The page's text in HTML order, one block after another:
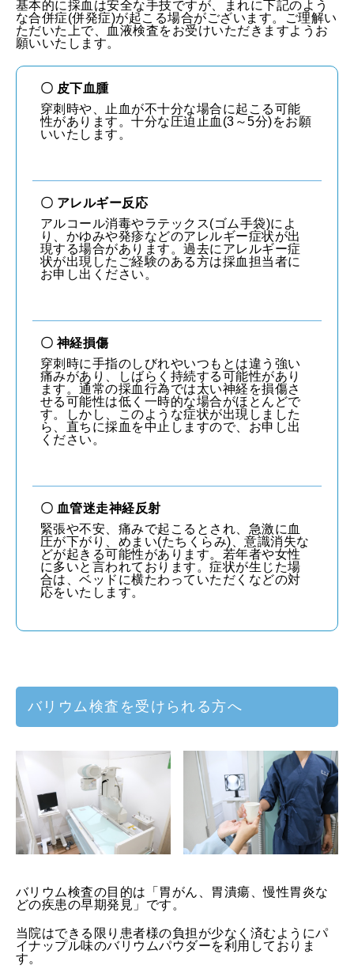
基本的に採血は安全な手技ですが、まれに下記のよう
な合併症(併発症)が起こる場合がございます。ご理解い
ただいた上で、血液検査をお受けいただきますようお
願いいたします。
〇 皮下血腫
穿刺時や、止血が不十分な場合に起こる可能
性があります。十分な圧迫止血(3～5分)をお願
いいたします。
〇 アレルギー反応
アルコール消毒やラテックス(ゴム手袋)によ
り、かゆみや発疹などのアレルギー症状が出
現する場合があります。過去にアレルギー症
状が出現したご経験のある方は採血担当者に
お申し出ください。
〇 神経損傷
穿刺時に手指のしびれやいつもとは違う強い
痛みがあり、しばらく持続する可能性があり
ます。通常の採血行為では太い神経を損傷さ
せる可能性は低く一時的な場合がほとんどで
す。しかし、このような症状が出現しました
ら、直ちに採血を中止しますので、お申し出
ください。
〇 血管迷走神経反射
緊張や不安、痛みで起こるとされ、急激に血
圧が下がり、めまい(たちくらみ)、意識消失な
どが起きる可能性があります。若年者や女性
に多いと言われております。症状が生じた場
合は、ベッドに横たわっていただくなどの対
応をいたします。
バリウム検査を受けられる方へ
バリウム検査の目的は「胃がん、胃潰瘍、慢性胃炎な
どの疾患の早期発見」です。
当院はできる限り患者様の負担が少なく済むようにパ
イナップル味のバリウムパウダーを利用しておりま
す。